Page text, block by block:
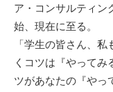
ア・コンサルティン
始、現在に至る。
「学生の皆さん、
くコツは『やって
ツがあなたの『やっ